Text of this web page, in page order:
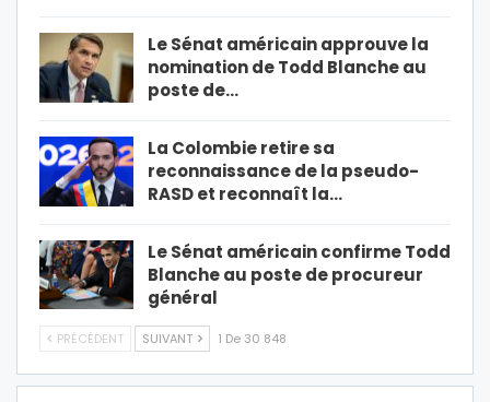
Le Sénat américain approuve la
nomination de Todd Blanche au
poste de…
La Colombie retire sa
reconnaissance de la pseudo-
RASD et reconnaît la…
Le Sénat américain confirme Todd
Blanche au poste de procureur
général
PRÉCÉDENT SUIVANT 1 De 30 848